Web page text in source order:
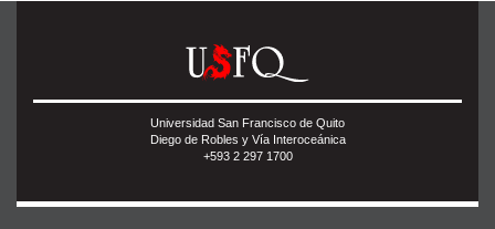
Universidad San Francisco de Quito
Diego de Robles y Vía Interoceánica
+593 2 297 1700